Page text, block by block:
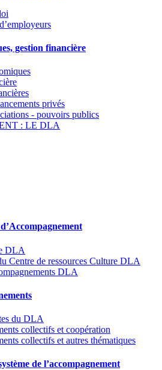
gestion financière
privés
- pouvoirs publics
: LE DLA
DLA
Centre de ressources Culture DLA
DLA
du DLA
collectifs et coopération
collectifs et autres thématiques
de l’accompagnement